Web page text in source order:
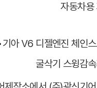
MAP
자동차용
기아 V6 디젤엔진 체인
굴삭기 스윙감